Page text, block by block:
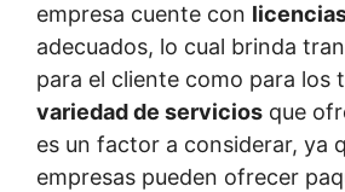
empresa cuente con
adecuados, lo cual brinda
para el cliente como para los
variedad de servicios que
es un factor a considerar, ya
empresas pueden ofrecer